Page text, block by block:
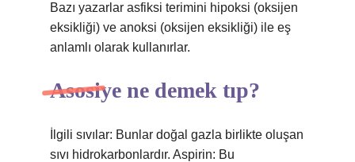
Bazı yazarlar asfiksi terimini hipoksi (oksijen
eksikliği) ve anoksi (oksijen eksikliği) ile eş
anlamlı olarak kullanırlar.
Asosiye ne demek tıp?
İlgili sıvılar: Bunlar doğal gazla birlikte oluşan
sıvı hidrokarbonlardır. Aspirin: Bu